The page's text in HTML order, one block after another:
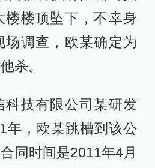
楼楼顶坠下，不幸身
场调查，欧某确定为
杀。
科技有限公司某研发
年，欧某跳槽到该公
同时间是2011年4月